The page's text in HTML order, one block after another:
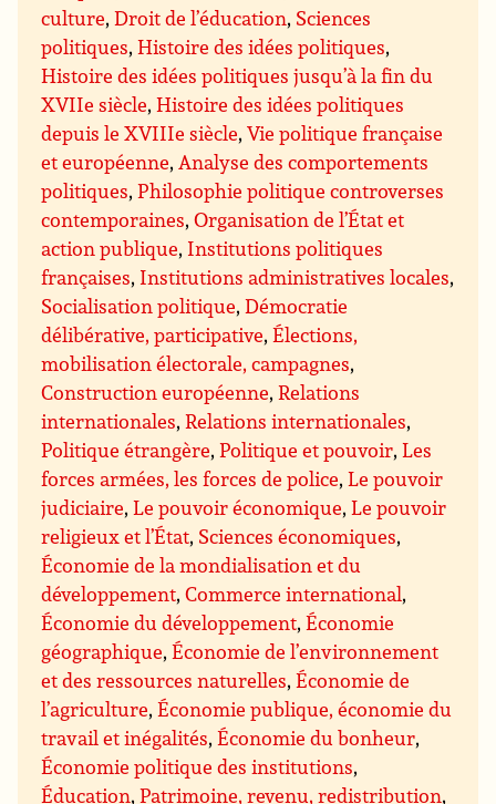
culture,Droit de l’éducation, Sciences
politiques,Histoire des idées politiques,
Histoire des idées politiques jusqu’à la fin du
XVIIe siècle,Histoire des idées politiques
depuis le XVIIIe siècle,Vie politique française
et européenne, Analyse des comportements
politiques,Philosophie politique controverses
contemporaines,Organisation de l’État et
action publique, Institutions politiques
françaises, Institutions administratives locales,
Socialisation politique,Démocratie
délibérative, participative,Élections,
mobilisation électorale, campagnes,
Construction européenne,Relations
internationales,Relations internationales,
Politique étrangère,Politique et pouvoir,Les
forces armées, les forces de police,Le pouvoir
judiciaire,Le pouvoir économique,Le pouvoir
religieux et l’État, Sciences économiques,
Économie de la mondialisation et du
développement,Commerce international,
Économie du développement,Économie
géographique,Économie de l’environnement
et des ressources naturelles,Économie de
l’agriculture,Économie publique, économie du
travail et inégalités,Économie du bonheur,
Économie politique des institutions,
Éducation,Patrimoine, revenu, redistribution,